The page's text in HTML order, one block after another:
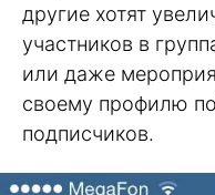
другие хотят
участников в
или даже
своему профилю
подписчиков.